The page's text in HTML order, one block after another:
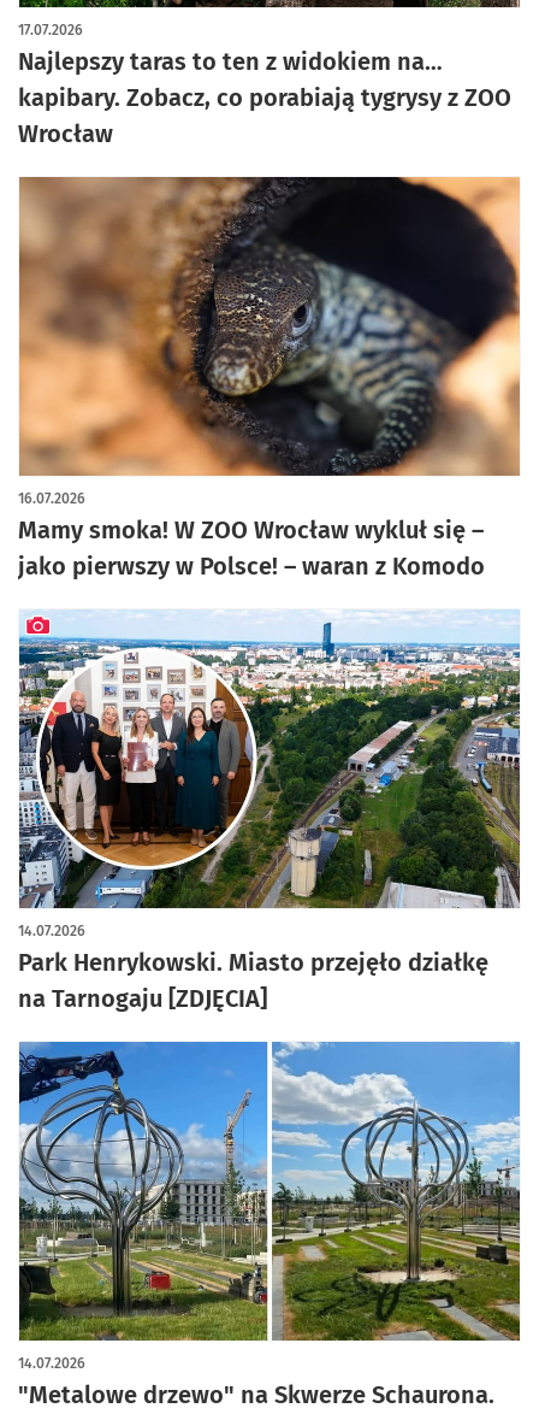
Najlepszy taras to ten z widokiem na…
kapibary. Zobacz, co porabiają tygrysy z ZOO
Wrocław
17.07.2026
Mamy smoka! W ZOO Wrocław wykluł się –
jako pierwszy w Polsce! – waran z Komodo
16.07.2026
Park Henrykowski. Miasto przejęło działkę
na Tarnogaju [ZDJĘCIA]
14.07.2026
artykuł z galerią zdjęć
"Metalowe drzewo" na Skwerze Schaurona.
14.07.2026